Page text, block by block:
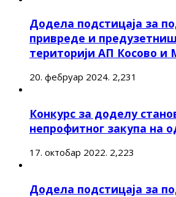
Додела подстицаја за
привреде и
територији АП Косово и
20. фебруар 2024. 2,231
Конкурс за доделу
непрофитног закупа на
17. октобар 2022. 2,223
Додела подстицаја за